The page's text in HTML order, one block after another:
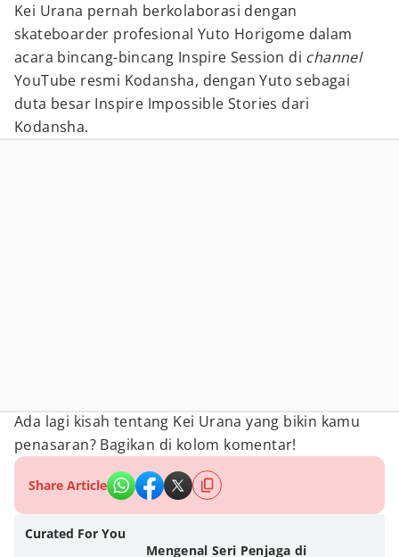
Kei Urana pernah berkolaborasi dengan
skateboarder profesional Yuto Horigome dalam
acara bincang-bincang Inspire Session di channel
YouTube resmi Kodansha, dengan Yuto sebagai
duta besar Inspire Impossible Stories dari
Kodansha.
Ada lagi kisah tentang Kei Urana yang bikin kamu
penasaran? Bagikan di kolom komentar!
Share Article
Curated For You
Mengenal Seri Penjaga di